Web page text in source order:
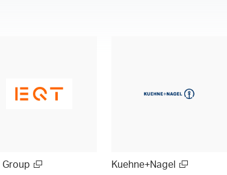
Group Kuehne+Nagel